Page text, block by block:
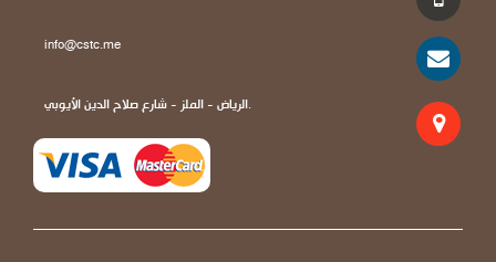
info@cstc.me
الرياض - الملز - شارع صلاح الدين الأيوبي.